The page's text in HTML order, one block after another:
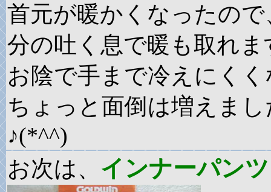
首元が暖かくなったの
分の吐く息で暖も取れま
お陰で手まで冷えにく
ちょっと面倒は増えま
♪(*^^)
お次は、 インナーパンツ